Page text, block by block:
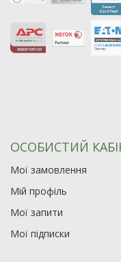
ОСОБИСТИЙ
Мої замовлення
Мій профіль
Мої запити
Мої підписки